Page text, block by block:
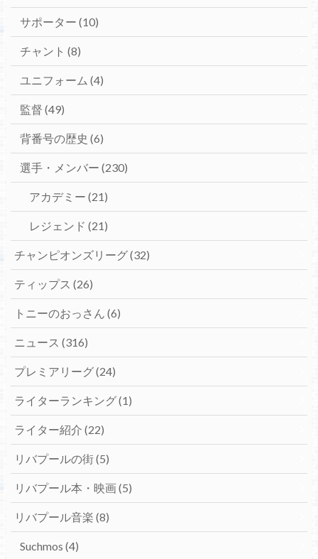
サポーター (10)
チャント (8)
ユニフォーム (4)
監督 (49)
背番号の歴史 (6)
選手・メンバー (230)
アカデミー (21)
レジェンド (21)
チャンピオンズリーグ(32)
ティップス (26)
トニーのおっさん (6)
ニュース (316)
プレミアリーグ(24)
ライターランキング(1)
ライター紹介 (22)
リバプールの街(5)
リバプール本・映画(5)
リバプール音楽 (8)
Suchmos (4)